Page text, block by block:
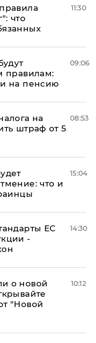
что
11:30
правилам:
на пенсию
09:06
на
штраф от 5
08:53
что и
15:04
ЕС
-
14:30
о новой
"Новой
10:12